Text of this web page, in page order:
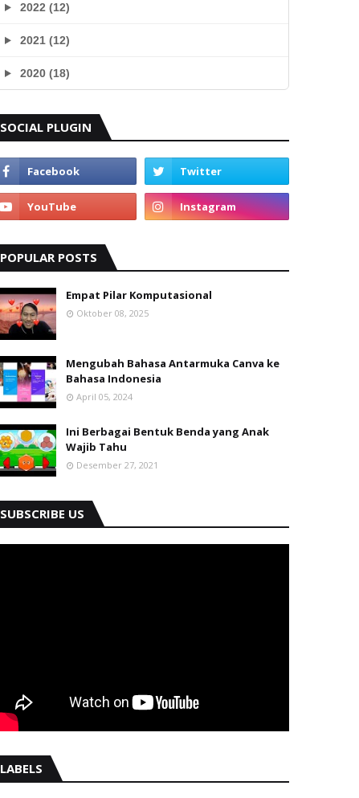
2022 (12)
2021 (12)
2020 (18)
SOCIAL PLUGIN
POPULAR POSTS
Empat Pilar Komputasional
Oktober 08, 2025
Mengubah Bahasa Antarmuka Canva ke
Bahasa Indonesia
April 05, 2024
Ini Berbagai Bentuk Benda yang Anak
Wajib Tahu
Desember 27, 2021
SUBSCRIBE US
LABELS